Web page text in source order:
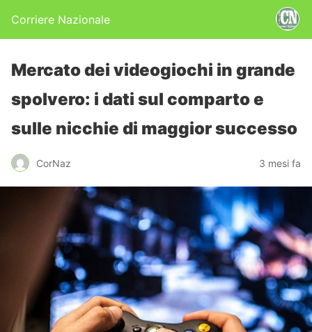
Corriere Nazionale
Mercato dei videogiochi in grande
spolvero: i dati sul comparto e
sulle nicchie di maggior successo
CorNaz 3 mesi fa